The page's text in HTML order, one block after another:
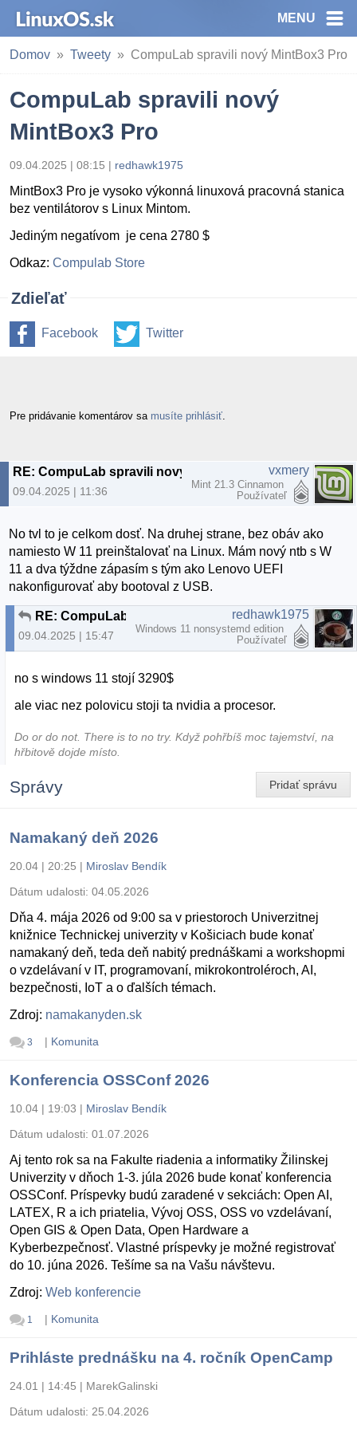
MENU
Domov Tweety CompuLab spravili nový MintBox3 Pro
CompuLab spravili nový
MintBox3 Pro
09.04.2025 | 08:15 | redhawk1975
MintBox3 Pro je vysoko výkonná linuxová pracovná stanica
bez ventilátorov s Linux Mintom.
Jediným negatívom je cena 2780 $
Odkaz: Compulab Store
Zdieľať
Facebook Twitter
Pre pridávanie komentárov sa musíte prihlásiť
09.04.2025 | 11:36
vxmery
Mint 21.3 Cinnamon
Používateľ
No tvl to je celkom dosť. Na druhej strane, bez obáv ako
namiesto W 11 preinštalovať na Linux. Mám nový ntb s W
11 a dva týždne zápasím s tým ako Lenovo UEFI
nakonfigurovať aby bootoval z USB.
09.04.2025 | 15:47
redhawk1975
Windows 11 nonsystemd edition
Používateľ
no s windows 11 stojí 3290$
ale viac nez polovicu stoji ta nvidia a procesor.
Do or do not. There is to no try.​ Když pohřbíš moc tajemství, na
hřbitově dojde místo.
Pridať správu
Správy
Namakaný deň 2026
20.04 | 20:25 | Miroslav Bendík
Dátum udalosti: 04.05.2026
Dňa 4. mája 2026 od 9:00 sa v priestoroch Univerzitnej
knižnice Technickej univerzity v Košiciach bude konať
namakaný deň, teda deň nabitý prednáškami a workshopmi
o vzdelávaní v IT, programovaní, mikrokontroléroch, AI,
bezpečnosti, IoT a o ďalších témach.
Zdroj: namakanyden.sk
3 | Komunita
Konferencia OSSConf 2026
10.04 | 19:03 | Miroslav Bendík
Dátum udalosti: 01.07.2026
Aj tento rok sa na Fakulte riadenia a informatiky Žilinskej
Univerzity v dňoch 1-3. júla 2026 bude konať konferencia
OSSConf. Príspevky budú zaradené v sekciách: Open AI,
LATEX, R a ich priatelia, Vývoj OSS, OSS vo vzdelávaní,
Open GIS & Open Data, Open Hardware a
Kyberbezpečnosť. Vlastné príspevky je možné registrovať
do 10. júna 2026. Tešíme sa na Vašu návštevu.
Zdroj: Web konferencie
1 | Komunita
Prihláste prednášku na 4. ročník OpenCamp
24.01 | 14:45 | MarekGalinski
Dátum udalosti: 25.04.2026